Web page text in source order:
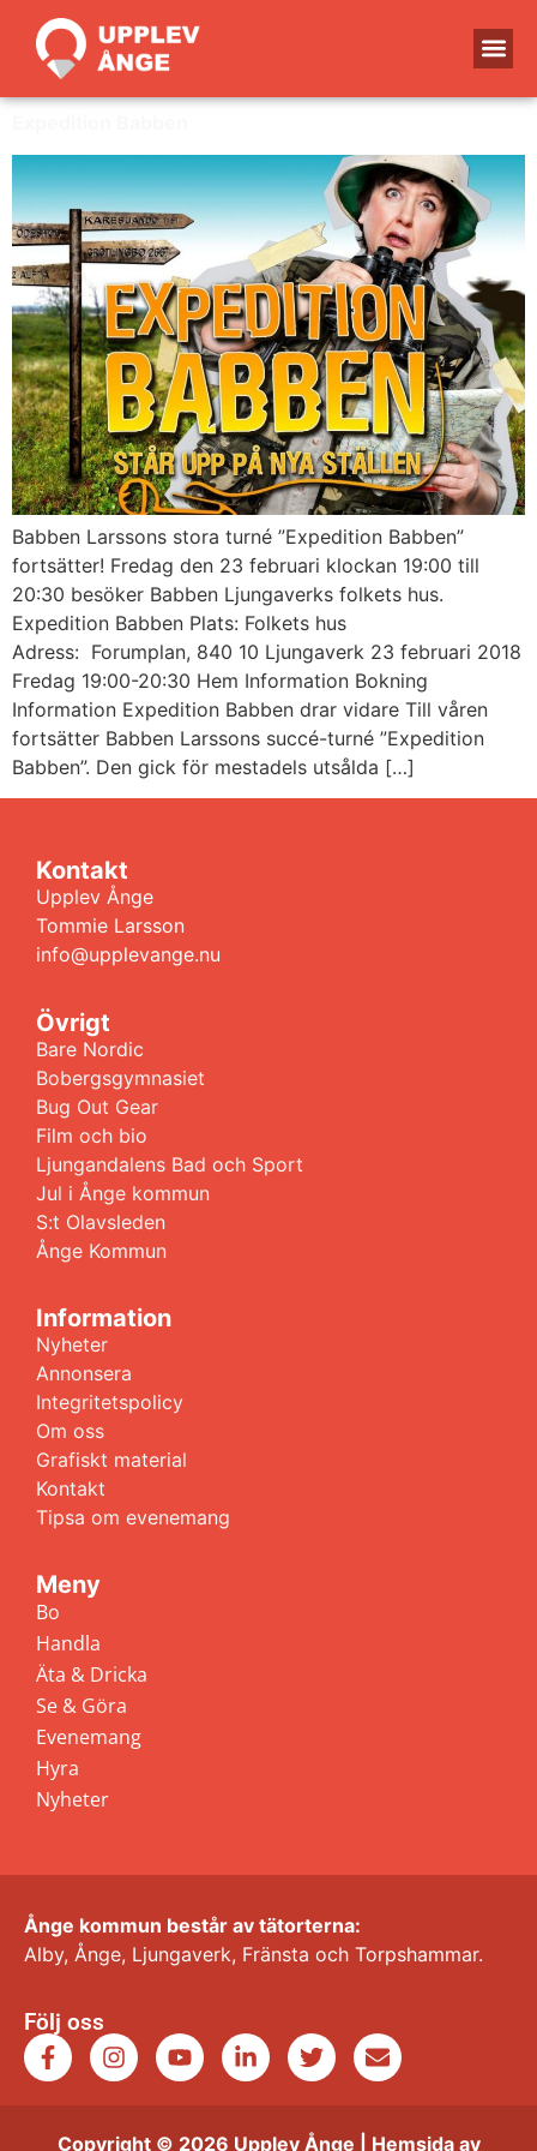
Babben Larssons stora turné ”Expedition Babben”
fortsätter! Fredag den 23 februari klockan 19:00 till
20:30 besöker Babben Ljungaverks folkets hus.
Expedition Babben Plats: Folkets hus
Adress: Forumplan, 840 10 Ljungaverk 23 februari 2018
Fredag 19:00-20:30 Hem Information Bokning
Information Expedition Babben drar vidare Till våren
fortsätter Babben Larssons succé-turné ”Expedition
Babben”. Den gick för mestadels utsålda […]
Kontakt
Upplev Ånge
Tommie Larsson
info@upplevange.nu
Övrigt
Bare Nordic
Bobergsgymnasiet
Bug Out Gear
Film och bio
Ljungandalens Bad och Sport
Jul i Ånge kommun
S:t Olavsleden
Ånge Kommun
Information
Nyheter
Annonsera
Integritetspolicy
Om oss
Grafiskt material
Kontakt
Tipsa om evenemang
Meny
Bo
Handla
Äta & Dricka
Se & Göra
Evenemang
Hyra
Nyheter
Ånge kommun består av tätorterna:
Alby, Ånge, Ljungaverk, Fränsta och Torpshammar.
Följ oss
Copyright © 2026 Upplev Ånge | Hemsida av